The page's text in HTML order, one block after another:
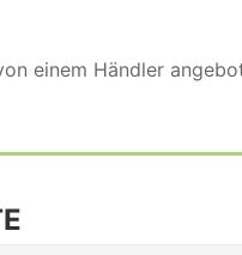
einem Händler